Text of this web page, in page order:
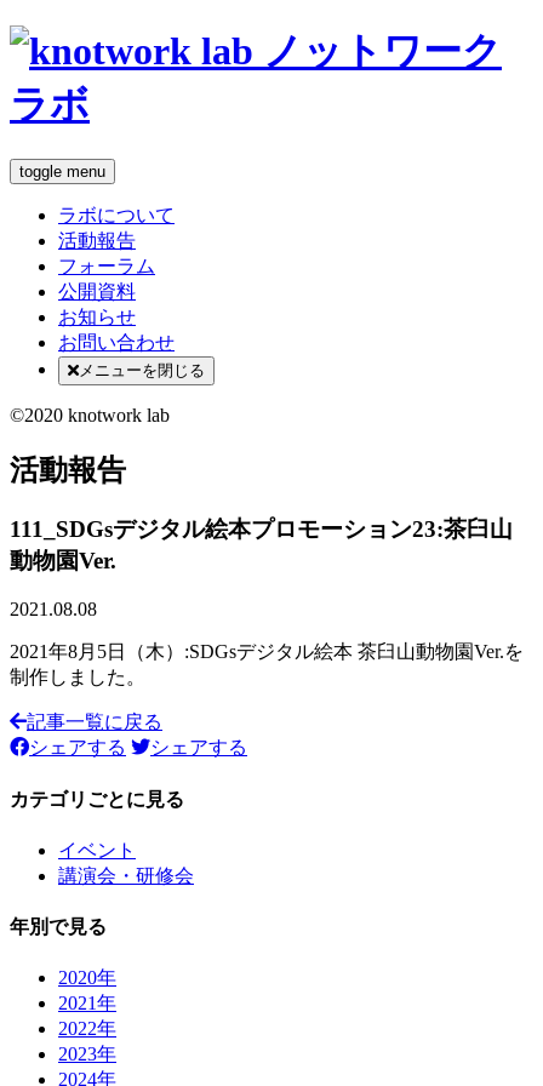
toggle menu
ラボについて
活動報告
フォーラム
公開資料
お知らせ
お問い合わせ
メニューを閉じる
©2020 knotwork lab
活動報告
111_SDGsデジタル絵本プロモーション23:茶臼山
動物園Ver.
2021.08.08
2021年8月5日（木）:SDGsデジタル絵本 茶臼山動物園Ver.を
制作しました。
記事一覧に戻る
シェアする
シェアする
カテゴリごとに見る
イベント
講演会・研修会
年別で見る
2020年
2021年
2022年
2023年
2024年